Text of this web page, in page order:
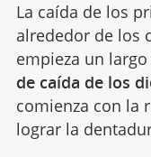
La caída de los
alrededor de los
empieza un
de caída de los
comienza con la
lograr la